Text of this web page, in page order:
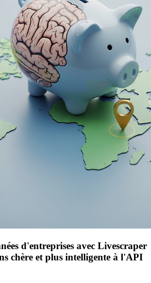
d'entreprises avec Livescraper
chère et plus intelligente à l'API